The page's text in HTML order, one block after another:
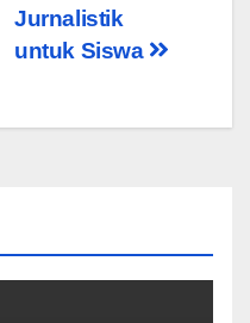
Jurnalistik
untuk Siswa